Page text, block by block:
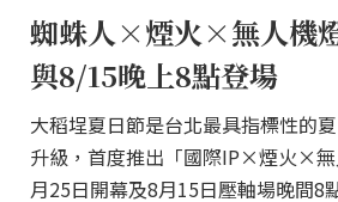
蜘蛛人×煙火×無人機
與8/15晚上8點登場
大稻埕夏日節是台北最具指標性的
升級，首度推出「國際IP×煙火×
月25日開幕及8月15日壓軸場晚間8